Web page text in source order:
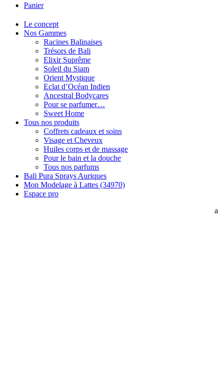
Panier
Le concept
Nos Gammes
Racines Balinaises
Trésors de Bali
Elixir Suprême
Soleil du Siam
Orient Mystique
Eclat d’Océan Indien
Ancestral Bodycares
Pour se parfumer…
Sweet Home
Tous nos produits
Coffrets cadeaux et soins
Visage et Cheveux
Huiles corps et de massage
Pour le bain et la douche
Tous nos parfums
Bali Pura Sprays Auriques
Mon Modelage à Lattes (34970)
Espace pro
a